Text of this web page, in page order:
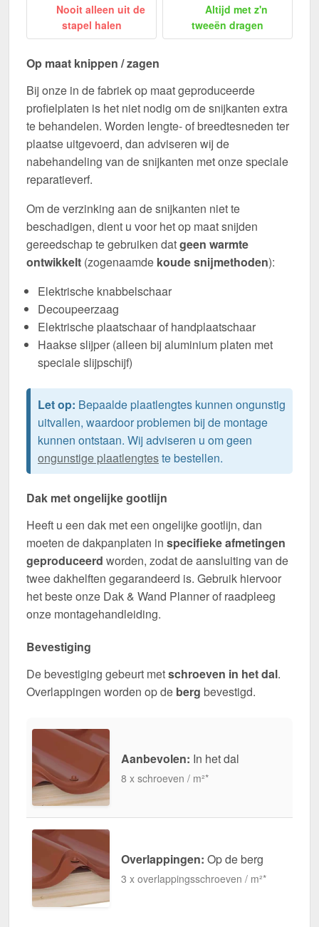
Nooit alleen uit de
stapel halen
Altijd met z'n
tweeën dragen
Op maat knippen / zagen
Bij onze in de fabriek op maat geproduceerde
profielplaten is het niet nodig om de snijkanten extra
te behandelen. Worden lengte- of breedtesneden ter
plaatse uitgevoerd, dan adviseren wij de
nabehandeling van de snijkanten met onze speciale
reparatieverf.
Om de verzinking aan de snijkanten niet te
beschadigen, dient u voor het op maat snijden
gereedschap te gebruiken datgeen warmte
ontwikkelt (zogenaamde koude snijmethoden):
Elektrische knabbelschaar
Decoupeerzaag
Elektrische plaatschaar of handplaatschaar
Haakse slijper (alleen bij aluminium platen met
speciale slijpschijf)
Let op: Bepaalde plaatlengtes kunnen ongunstig
uitvallen, waardoor problemen bij de montage
kunnen ontstaan. Wij adviseren u om geen
ongunstige plaatlengteste bestellen.
Dak met ongelijke gootlijn
Heeft u een dak met een ongelijke gootlijn, dan
moeten de dakpanplaten in specifieke afmetingen
geproduceerd worden, zodat de aansluiting van de
twee dakhelften gegarandeerd is. Gebruik hiervoor
het beste onze Dak & Wand Planner of raadpleeg
onze montagehandleiding.
Bevestiging
De bevestiging gebeurt metschroeven in het dal.
Overlappingen worden op de berg bevestigd.
Aanbevolen: In het dal
8 x schroeven / m²*
Overlappingen: Op de berg
3 x overlappingsschroeven / m²*